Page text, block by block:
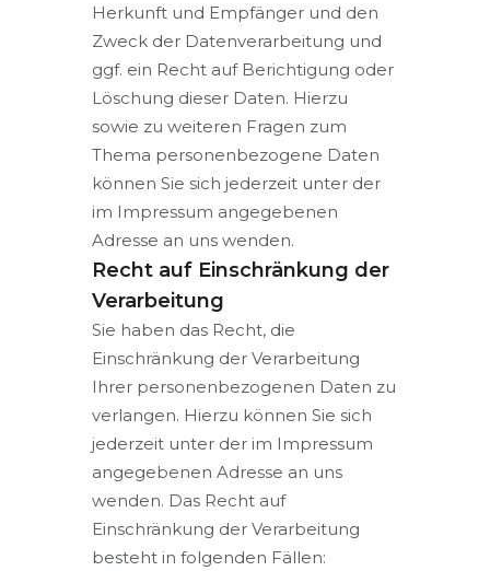
Herkunft und Empfänger und den
Zweck der Datenverarbeitung und
ggf. ein Recht auf Berichtigung oder
Löschung dieser Daten. Hierzu
sowie zu weiteren Fragen zum
Thema personenbezogene Daten
können Sie sich jederzeit unter der
im Impressum angegebenen
Adresse an uns wenden.
Recht auf Einschränkung der
Verarbeitung
Sie haben das Recht, die
Einschränkung der Verarbeitung
Ihrer personenbezogenen Daten zu
verlangen. Hierzu können Sie sich
jederzeit unter der im Impressum
angegebenen Adresse an uns
wenden. Das Recht auf
Einschränkung der Verarbeitung
besteht in folgenden Fällen: